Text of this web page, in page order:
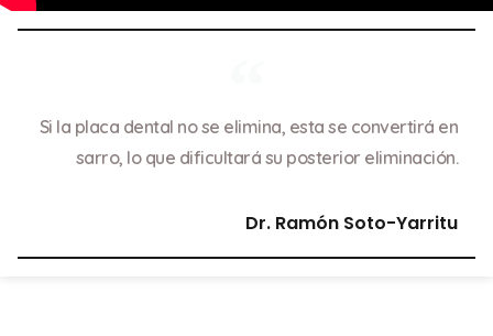
Si la placa dental no se elimina, esta se convertirá en
sarro, lo que dificultará su posterior eliminación.
Dr. Ramón Soto-Yarritu